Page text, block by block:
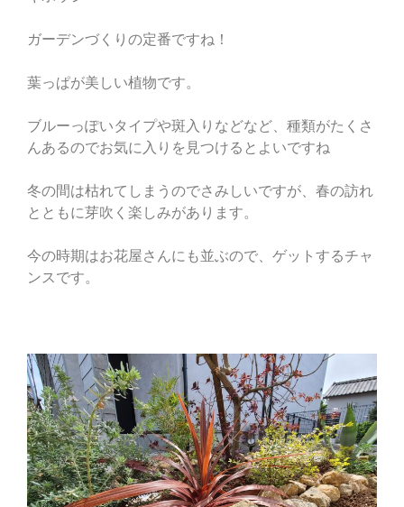
ガーデンづくりの定番ですね！
葉っぱが美しい植物です。
ブルーっぽいタイプや斑入りなどなど、種類がたくさ
んあるのでお気に入りを見つけるとよいですね
冬の間は枯れてしまうのでさみしいですが、春の訪れ
とともに芽吹く楽しみがあります。
今の時期はお花屋さんにも並ぶので、ゲットするチャ
ンスです。